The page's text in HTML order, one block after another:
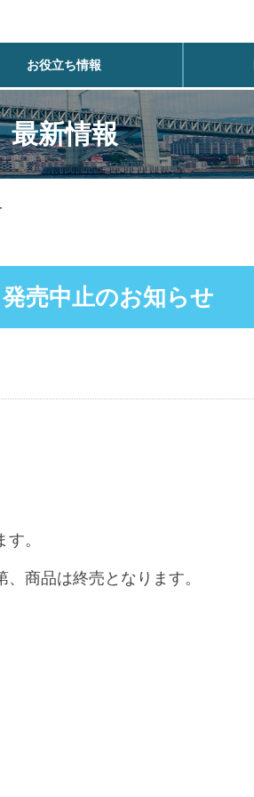
お役立ち情報
最新情報
売中止のお知らせ
。
商品は終売となります。